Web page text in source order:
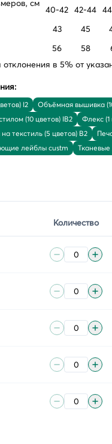
см
40-42 42-44
43 45
56 58
в 5% от
I2
Объёмная вышивка
(10 цветов) IB2
Флекс (1
текстиль (5 цветов) B2
лейблы custm
Количество